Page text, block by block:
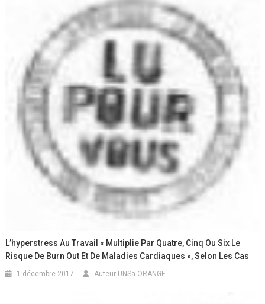
L’hyperstress Au Travail « Multiplie Par Quatre, Cinq Ou Six Le
Risque De Burn Out Et De Maladies Cardiaques », Selon Les Cas
1 décembre 2017 Auteur UNSa ORANGE